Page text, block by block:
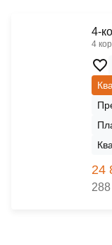
4-
4
24